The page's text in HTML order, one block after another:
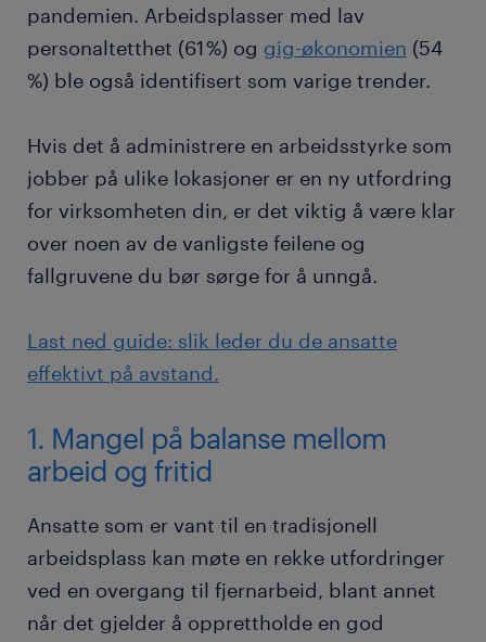
pandemien. Arbeidsplasser med lav
personaltetthet (61 %) og gig-økonomien (54
%) ble også identifisert som varige trender.
Hvis det å administrere en arbeidsstyrke som
jobber på ulike lokasjoner er en ny utfordring
for virksomheten din, er det viktig å være klar
over noen av de vanligste feilene og
fallgruvene du bør sørge for å unngå.
Last ned guide: slik leder du de ansatte
effektivt på avstand.
1. Mangel på balanse mellom
arbeid og fritid
Ansatte som er vant til en tradisjonell
arbeidsplass kan møte en rekke utfordringer
ved en overgang til fjernarbeid, blant annet
når det gjelder å opprettholde en god